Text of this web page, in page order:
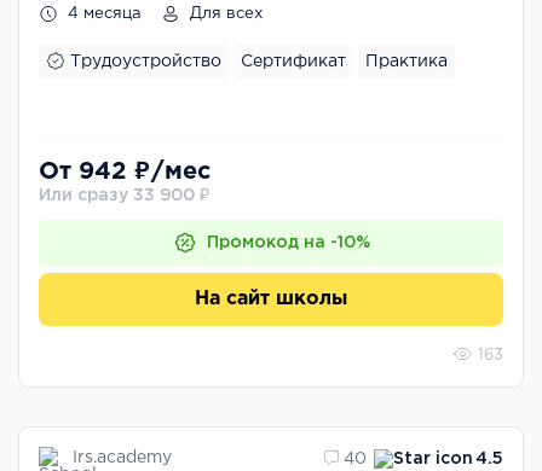
4 месяца Для всех
Трудоустройство Сертификат Практика
От 942 ₽/мес
Или сразу 33 900 ₽
Промокод на -10%
На сайт школы
163
Irs.academy 40 4.5